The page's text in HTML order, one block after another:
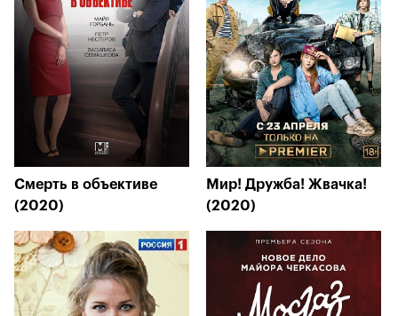
Смерть в объективе
(2020)
Мир! Дружба! Жвачка!
(2020)